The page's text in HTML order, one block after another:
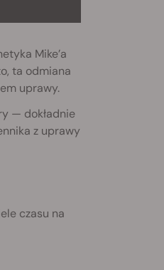
Mike’a
ta odmiana
uprawy.
— dokładnie
z uprawy
czasu na